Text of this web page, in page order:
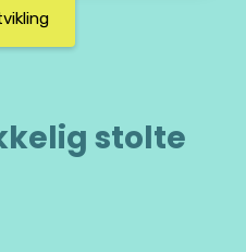
stolte